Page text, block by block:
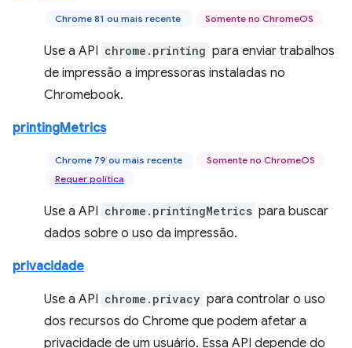
Chrome 81 ou mais recente Somente no ChromeOS
Use a API chrome.printing para enviar trabalhos
de impressão a impressoras instaladas no
Chromebook.
printingMetrics
Chrome 79 ou mais recente
Somente no ChromeOS
Requer política
Use a API chrome.printingMetrics para buscar
dados sobre o uso da impressão.
privacidade
Use a API chrome.privacy para controlar o uso
dos recursos do Chrome que podem afetar a
privacidade de um usuário. Essa API depende do